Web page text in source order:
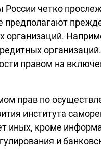
четко
предполагают
правом на
прав по
института
иных, кроме
и